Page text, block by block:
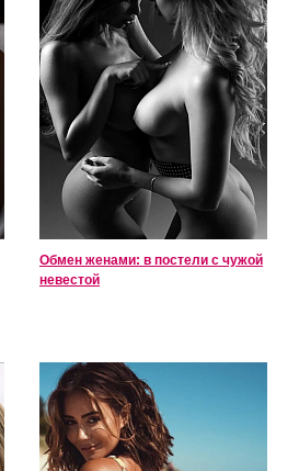
Обмен женами: в постели с чужой
невестой